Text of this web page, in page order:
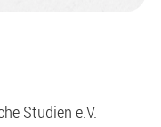
Studien e.V.